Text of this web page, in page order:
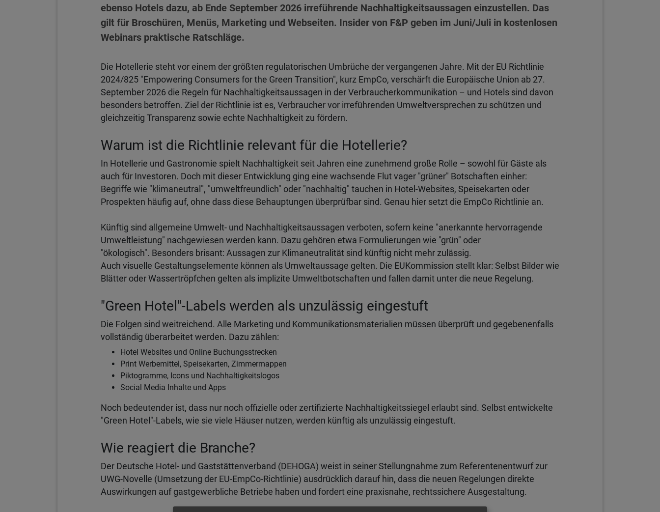
ebenso Hotels dazu, ab Ende September 2026 irreführende Nachhaltigkeitsaussagen einzustellen. Das
gilt für Broschüren, Menüs, Marketing und Webseiten. Insider von F&P geben im Juni/Juli in kostenlosen
Webinars praktische Ratschläge.
Die Hotellerie steht vor einem der größten regulatorischen Umbrüche der vergangenen Jahre. Mit der EU Richtlinie
2024/825 "Empowering Consumers for the Green Transition", kurz EmpCo, verschärft die Europäische Union ab 27.
September 2026 die Regeln für Nachhaltigkeitsaussagen in der Verbraucherkommunikation – und Hotels sind davon
besonders betroffen. Ziel der Richtlinie ist es, Verbraucher vor irreführenden Umweltversprechen zu schützen und
gleichzeitig Transparenz sowie echte Nachhaltigkeit zu fördern.
Warum ist die Richtlinie relevant für die Hotellerie?
In Hotellerie und Gastronomie spielt Nachhaltigkeit seit Jahren eine zunehmend große Rolle – sowohl für Gäste als
auch für Investoren. Doch mit dieser Entwicklung ging eine wachsende Flut vager "grüner" Botschaften einher:
Begriffe wie "klimaneutral", "umweltfreundlich" oder "nachhaltig" tauchen in Hotel-Websites, Speisekarten oder
Prospekten häufig auf, ohne dass diese Behauptungen überprüfbar sind. Genau hier setzt die EmpCo Richtlinie an.
Künftig sind allgemeine Umwelt- und Nachhaltigkeitsaussagen verboten, sofern keine "anerkannte hervorragende
Umweltleistung" nachgewiesen werden kann. Dazu gehören etwa Formulierungen wie "grün" oder
"ökologisch". Besonders brisant: Aussagen zur Klimaneutralität sind künftig nicht mehr zulässig.
Auch visuelle Gestaltungselemente können als Umweltaussage gelten. Die EUKommission stellt klar: Selbst Bilder wie
Blätter oder Wassertröpfchen gelten als implizite Umweltbotschaften und fallen damit unter die neue Regelung.
"Green Hotel"-Labels werden als unzulässig eingestuft
Die Folgen sind weitreichend. Alle Marketing und Kommunikationsmaterialien müssen überprüft und gegebenenfalls
vollständig überarbeitet werden. Dazu zählen:
Hotel Websites und Online Buchungsstrecken
Print Werbemittel, Speisekarten, Zimmermappen
Piktogramme, Icons und Nachhaltigkeitslogos
Social Media Inhalte und Apps
Noch bedeutender ist, dass nur noch offizielle oder zertifizierte Nachhaltigkeitssiegel erlaubt sind. Selbst entwickelte
"Green Hotel"-Labels, wie sie viele Häuser nutzen, werden künftig als unzulässig eingestuft.
Wie reagiert die Branche?
Der Deutsche Hotel- und Gaststättenverband (DEHOGA) weist in seiner Stellungnahme zum Referentenentwurf zur
UWG-Novelle (Umsetzung der EU-EmpCo-Richtlinie) ausdrücklich darauf hin, dass die neuen Regelungen direkte
Auswirkungen auf gastgewerbliche Betriebe haben und fordert eine praxisnahe, rechtssichere Ausgestaltung.